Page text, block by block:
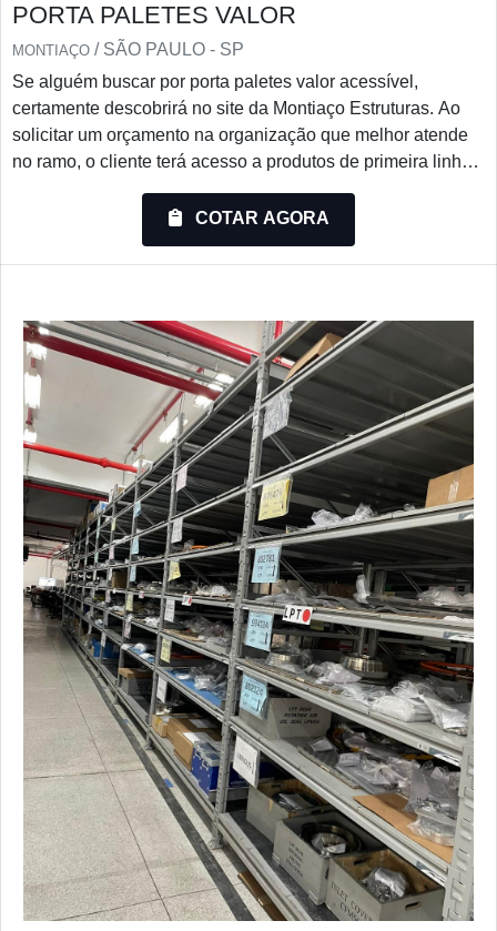
PORTA PALETES VALOR
MONTIAÇO / SÃO PAULO - SP
Se alguém buscar por porta paletes valor acessível,
certamente descobrirá no site da Montiaço Estruturas. Ao
solicitar um orçamento na organização que melhor atende
no ramo, o cliente terá acesso a produtos de primeira linha
venda.Quando o assunto é porta paletes valor justo, com a
Montiaço Estruturas o cliente encontrará ótima qualidade e
as melhores soluções para armazenagem.UM POUCO
COTAR AGORA